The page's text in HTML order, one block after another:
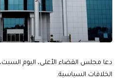
دعا مجلس القضاء الأعلى، اليوم
الخلافات السياسية.